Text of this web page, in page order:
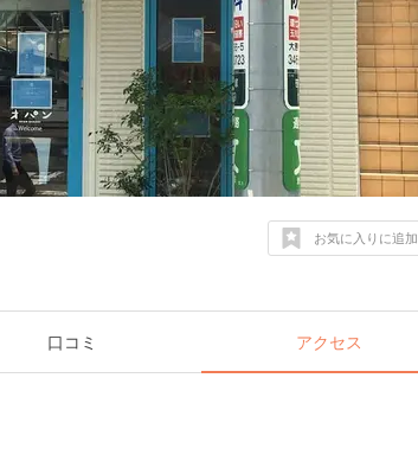
お気に入りに追加
口コミ アクセス